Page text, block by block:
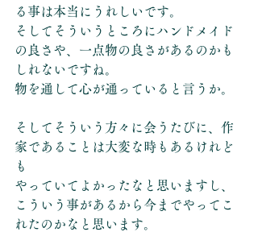
る事は本当にうれしいです。
そしてそういうところにハンドメイド
の良さや、一点物の良さがあるのかも
しれないですね。
物を通して心が通っていると言うか。
そしてそういう方々に会うたびに、作
家であることは大変な時もあるけれど
も
やっていてよかったなと思いますし、
こういう事があるから今までやってこ
れたのかなと思います。